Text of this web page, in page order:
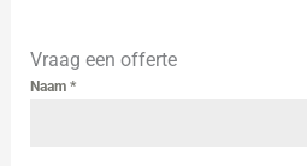
Vraag een offerte
Naam *